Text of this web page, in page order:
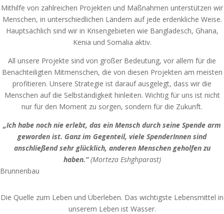
Mithilfe von zahlreichen Projekten und Maßnahmen unterstützen wir
Menschen, in unterschiedlichen Ländern auf jede erdenkliche Weise.
Hauptsächlich sind wir in Krisengebieten wie Bangladesch, Ghana,
Kenia und Somalia aktiv.
All unsere Projekte sind von großer Bedeutung, vor allem für die
Benachteiligten Mitmenschen, die von diesen Projekten am meisten
profitieren. Unsere Strategie ist darauf ausgelegt, dass wir die
Menschen auf die Selbständigkeit hinleiten. Wichtig für uns ist nicht
nur für den Moment zu sorgen, sondern für die Zukunft.
„Ich habe noch nie erlebt, das ein Mensch durch seine Spende arm
geworden ist. Ganz im Gegenteil, viele SpenderInnen sind
anschließend sehr glücklich, anderen Menschen geholfen zu
haben.“(Morteza Eshghparast)
Brunnenbau
Die Quelle zum Leben und Überleben. Das wichtigste Lebensmittel in
unserem Leben ist Wasser.